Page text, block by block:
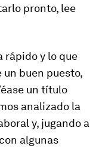
pronto, lee
rápido y lo que
un buen puesto,
un título
analizado la
y, jugando a
algunas